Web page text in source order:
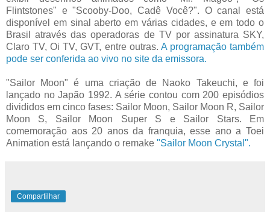
Flintstones" e "Scooby-Doo, Cadê Você?". O canal está
disponível em sinal aberto em várias cidades, e em todo o
Brasil através das operadoras de TV por assinatura SKY,
Claro TV, Oi TV, GVT, entre outras. A programação também
pode ser conferida ao vivo no site da emissora.
"Sailor Moon" é uma criação de Naoko Takeuchi, e foi
lançado no Japão 1992. A série contou com 200 episódios
divididos em cinco fases: Sailor Moon, Sailor Moon R, Sailor
Moon S, Sailor Moon Super S e Sailor Stars. Em
comemoração aos 20 anos da franquia, esse ano a Toei
Animation está lançando o remake "Sailor Moon Crystal".
Compartilhar